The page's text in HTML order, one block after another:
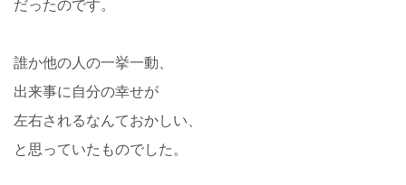
だったのです。
誰か他の人の一挙一動、
出来事に自分の幸せが
左右されるなんておかしい、
と思っていたものでした。